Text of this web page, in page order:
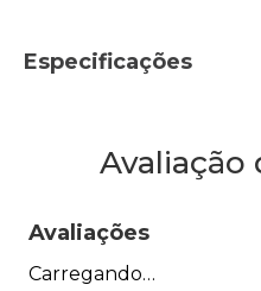
Especificações
Avaliações
Carregando…